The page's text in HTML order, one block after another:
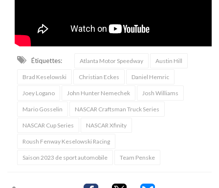
Étiquettes: Atlanta Motor Speedway Austin Hill
Brad Keselowski Christian Eckes Daniel Hemric
Joey Logano John Hunter Nemechek Josh Williams
Mario Gosselin NASCAR Craftsman Truck Series
NASCAR Cup Series NASCAR Xfinity
Roush Fenway Keselowski Racing
Saison 2023 de sport automobile Team Penske